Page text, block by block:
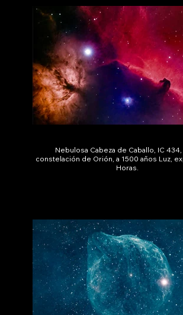
Nebulosa Cabeza de Caballo, IC 434,
constelación de Orión, a 1500 años Luz,
Horas.